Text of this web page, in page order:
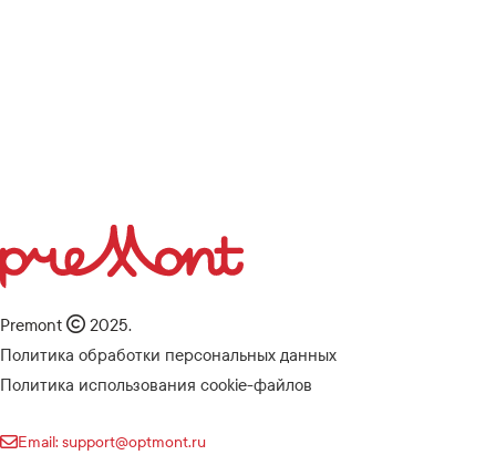
Premont
2025.
Политика обработки персональных данных
Политика использования cookie-файлов
Email: support@optmont.ru